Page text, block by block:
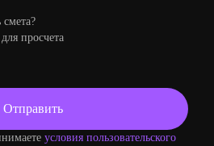
просчета
условия пользовательского